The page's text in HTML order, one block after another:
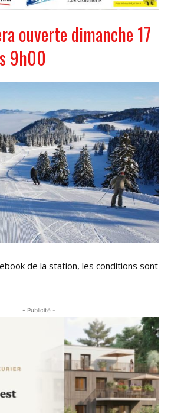
ouverte dimanche 17
9h00
de la station, les conditions sont
- Publicité -